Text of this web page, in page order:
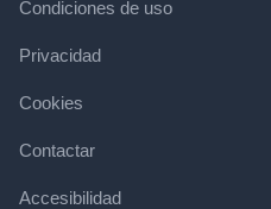
Condiciones de uso
Privacidad
Cookies
Contactar
Accesibilidad